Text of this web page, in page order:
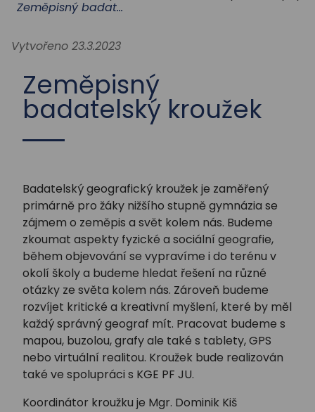
Zeměpisný badatelský kroužek
Vytvořeno 23.3.2023
Zeměpisný
badatelský kroužek
Badatelský geografický kroužek je zaměřený
primárně pro žáky nižšího stupně gymnázia se
zájmem o zeměpis a svět kolem nás. Budeme
zkoumat aspekty fyzické a sociální geografie,
během objevování se vypravíme i do terénu v
okolí školy a budeme hledat řešení na různé
otázky ze světa kolem nás. Zároveň budeme
rozvíjet kritické a kreativní myšlení, které by měl
každý správný geograf mít. Pracovat budeme s
mapou, buzolou, grafy ale také s tablety, GPS
nebo virtuální realitou. Kroužek bude realizován
také ve spolupráci s KGE PF JU.
Koordinátor kroužku je Mgr. Dominik Kiš